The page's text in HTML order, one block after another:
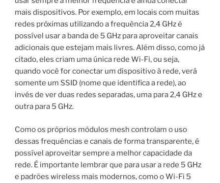
mais dispositivos. Por exemplo, em locais com muitas
redes próximas utilizando a frequência 2,4 GHz é
possível usar a banda de 5 GHz para aproveitar canais
adicionais que estejam mais livres. Além disso, como já
citado, eles criam uma única rede Wi-Fi, ou seja,
quando você for conectar um dispositivo à rede, verá
somente um SSID (nome que identifica a rede), ao
invés de ver duas redes separadas, uma para 2,4 GHz e
outra para 5 GHz.
Como os próprios módulos mesh controlam o uso
dessas frequências e canais de forma transparente, é
possível aproveitar sempre a melhor capacidade da
rede. É importante lembrar que para usar a rede 5 GHz
e padrões wireless mais modernos, como o Wi-Fi 5